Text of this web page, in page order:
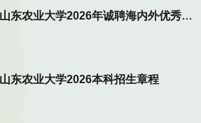
[人事处] 山东农业大学2026年诚聘海内外优秀人才简章
东农业大学2026本科招生章程